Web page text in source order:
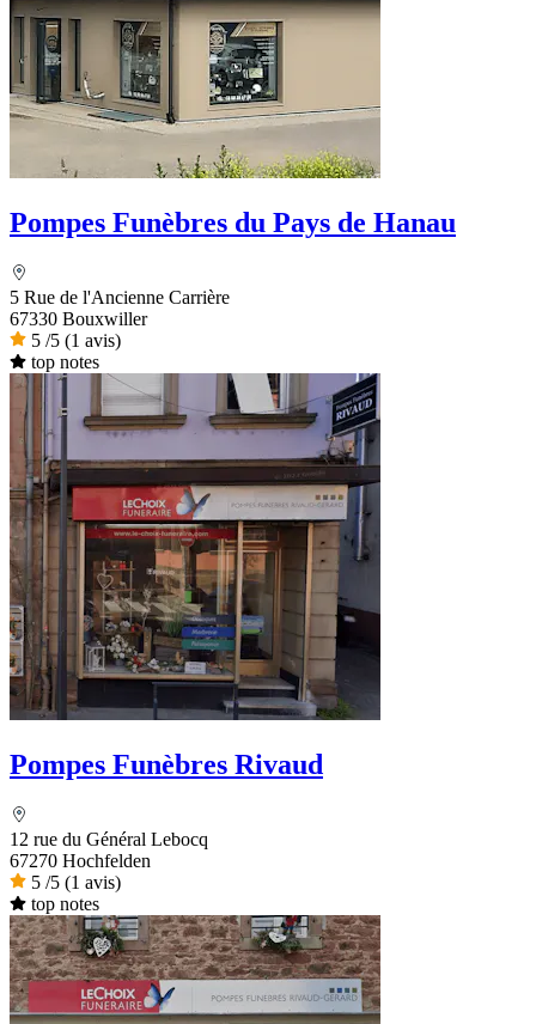
Pompes Funèbres du Pays de Hanau
5 Rue de l'Ancienne Carrière
67330 Bouxwiller
5 /5 (1 avis)
top notes
Pompes Funèbres Rivaud
12 rue du Général Lebocq
67270 Hochfelden
5 /5 (1 avis)
top notes